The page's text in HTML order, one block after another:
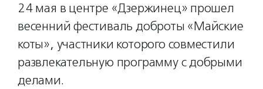
24 мая в центре «Дзержинец» прошел
весенний фестиваль доброты «Майские
коты», участники которого совместили
развлекательную программу с добрыми
делами.